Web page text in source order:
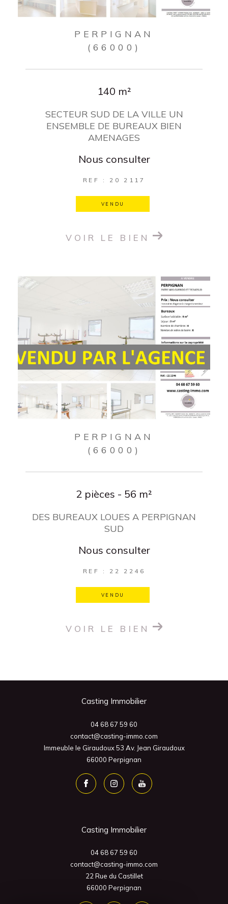
PERPIGNAN
(66000)
140 m²
SECTEUR SUD DE LA VILLE UN
ENSEMBLE DE BUREAUX BIEN
AMENAGES
Nous consulter
REF : 20 2117
VENDU
VOIR LE BIEN
PERPIGNAN
(66000)
2 pièces - 56 m²
DES BUREAUX LOUES A PERPIGNAN
SUD
Nous consulter
REF : 22 2246
VENDU
VOIR LE BIEN
Casting Immobilier
04 68 67 59 60
contact@casting-immo.com
Immeuble le Giraudoux 53 Av. Jean Giraudoux
66000
Perpignan
Casting Immobilier
04 68 67 59 60
contact@casting-immo.com
22 Rue du Castillet
66000
Perpignan